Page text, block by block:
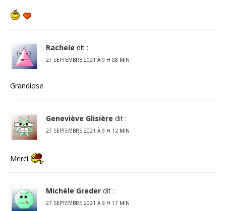
Rachele dit :
27 SEPTEMBRE 2021 À 9 H 08 MIN
Grandiose
Geneviève Glisière dit :
27 SEPTEMBRE 2021 À 9 H 12 MIN
Merci
Michèle Greder dit :
27 SEPTEMBRE 2021 À 9 H 17 MIN